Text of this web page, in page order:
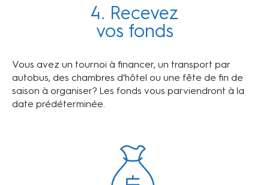
4. Recevez
vos fonds
Vous avez un tournoi à financer, un transport par
autobus, des chambres d'hôtel ou une fête de fin de
saison à organiser? Les fonds vous parviendront à la
date prédéterminée.